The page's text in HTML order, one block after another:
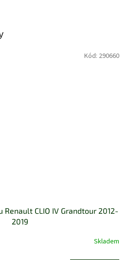
CLIO IV Grandtour 2012-
2019
Skladem
Kód: 290660